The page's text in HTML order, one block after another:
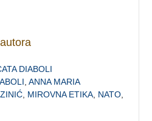
DIABOLI
,ANNA MARIA
MIROVNA ETIKA NATO